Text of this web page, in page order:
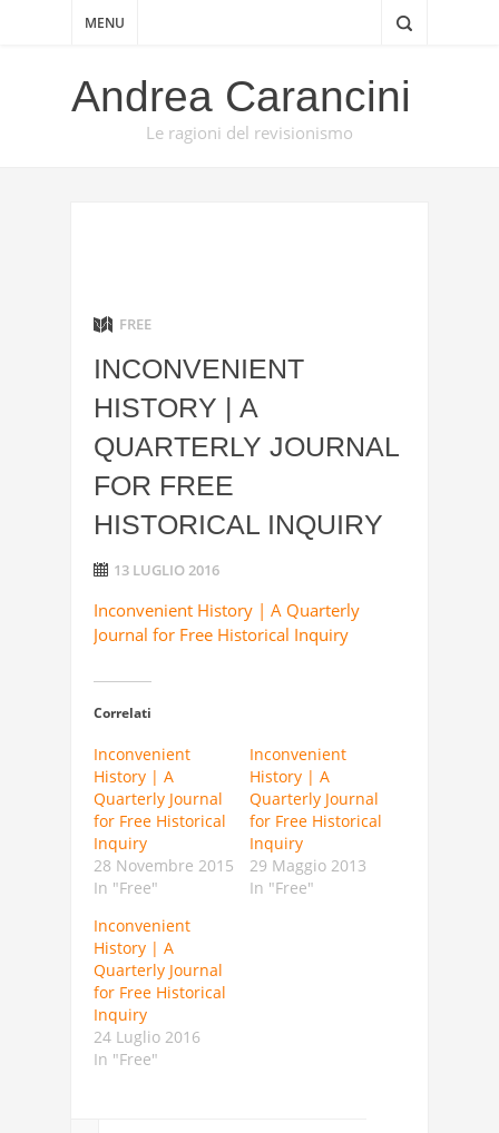
MENU
Andrea Carancini
Le ragioni del revisionismo
FREE
INCONVENIENT
HISTORY | A
QUARTERLY JOURNAL
FOR FREE
HISTORICAL INQUIRY
13 LUGLIO 2016
Inconvenient History | A Quarterly
Journal for Free Historical Inquiry
Correlati
Inconvenient
History | A
Quarterly Journal
for Free Historical
Inquiry
28 Novembre 2015
In "Free"
Inconvenient
History | A
Quarterly Journal
for Free Historical
Inquiry
29 Maggio 2013
In "Free"
Inconvenient
History | A
Quarterly Journal
for Free Historical
Inquiry
24 Luglio 2016
In "Free"